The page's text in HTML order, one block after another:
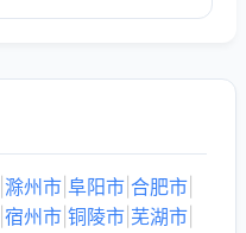
滁州市 阜阳市 合肥市
宿州市 铜陵市 芜湖市